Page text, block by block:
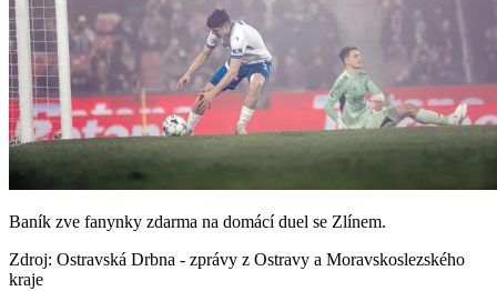
Baník zve fanynky zdarma na domácí duel se Zlínem.
Zdroj: Ostravská Drbna - zprávy z Ostravy a Moravskoslezského
kraje